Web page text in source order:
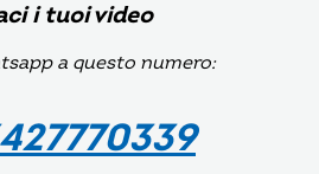
i tuoi video
a questo numero: